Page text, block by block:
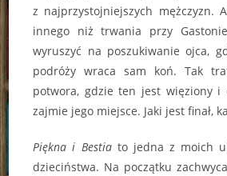
z najprzystojniejszych mężczyzn.
innego niż trwania przy
wyruszyć na poszukiwanie ojca,
podróży wraca sam koń. Tak
potwora, gdzie ten jest więziony i
zajmie jego miejsce. Jaki jest finał,
Piękna i Bestiato jedna z moich
dzieciństwa. Na początku